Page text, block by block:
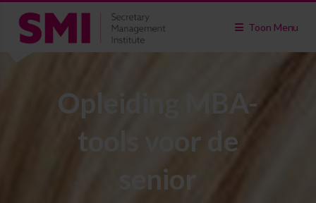
Toon Menu
Opleiding MBA-
tools voor de
senior